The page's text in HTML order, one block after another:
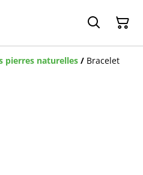
pierres naturelles / Bracelet